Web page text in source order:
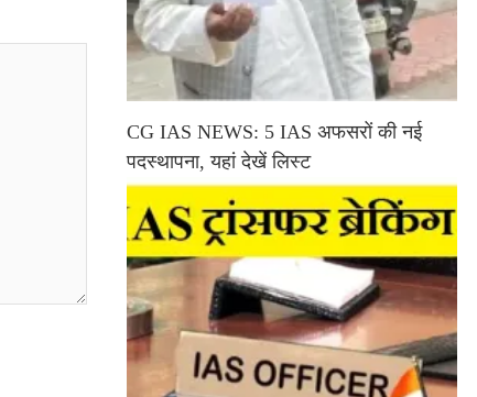
CG IAS NEWS: 5 IAS अफसरों की नई
पदस्थापना, यहां देखें लिस्ट